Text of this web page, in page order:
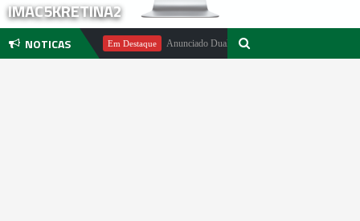
IMAC5KRETINA2
NOTICAS
Pachter Em Destaque Anunciado DualSense The Last of Us Limited Edition